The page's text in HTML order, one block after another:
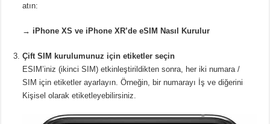
atın:
→ iPhone XS ve iPhone XR’de eSIM Nasıl Kurulur
Çift SIM kurulumunuz için etiketler seçin
ESIM’iniz (ikinci SIM) etkinleştirildikten sonra, her iki numara /
SIM için etiketler ayarlayın. Örneğin, bir numarayı İş ve diğerini
Kişisel olarak etiketleyebilirsiniz.